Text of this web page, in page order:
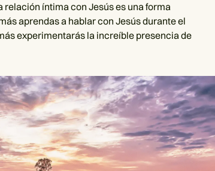
relación íntima con Jesús es una forma
aprendas a hablar con Jesús durante el
experimentarás la increíble presencia de